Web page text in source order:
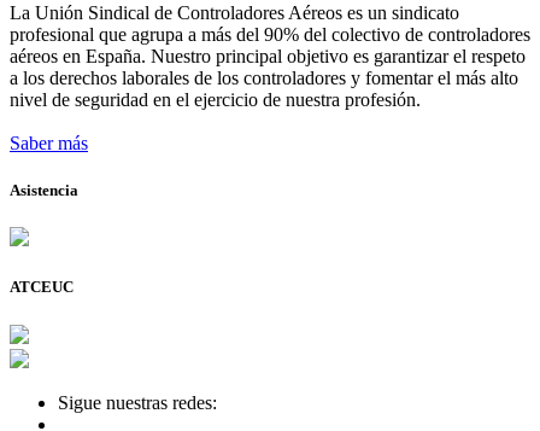
La Unión Sindical de Controladores Aéreos es un sindicato
profesional que agrupa a más del 90% del colectivo de controladores
aéreos en España. Nuestro principal objetivo es garantizar el respeto
a los derechos laborales de los controladores y fomentar el más alto
nivel de seguridad en el ejercicio de nuestra profesión.
Saber más
Asistencia
ATCEUC
Sigue nuestras redes: